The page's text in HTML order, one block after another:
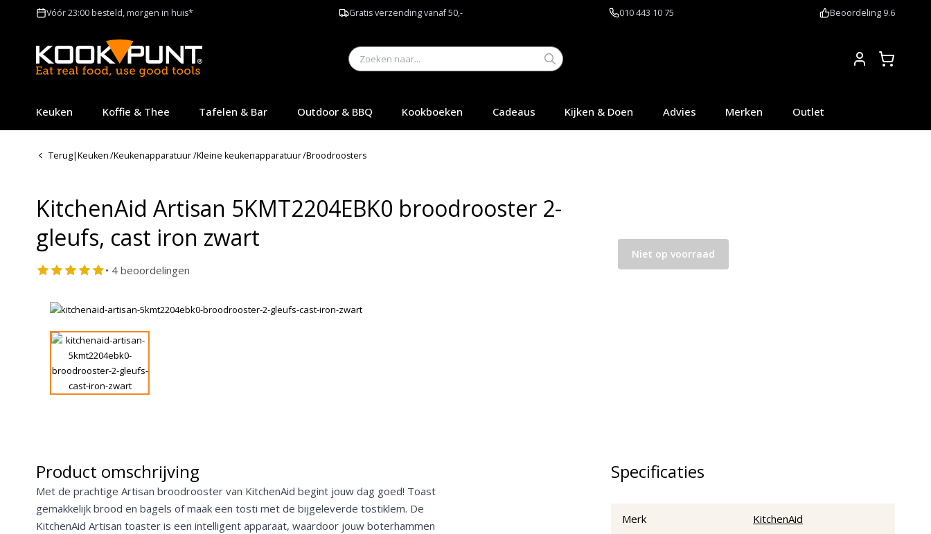
Vóór 23:00 besteld, morgen in huis* Gratis verzending vanaf 50,- 010 443 10 75 Beoordeling 9.6
Keuken Koffie & Thee Tafelen & Bar Outdoor & BBQ Kookboeken Cadeaus Kijken & Doen Advies Merken Outlet
Terug|Keuken/Keukenapparatuur/Kleine keukenapparatuur/Broodroosters
KitchenAid Artisan 5KMT2204EBK0 broodrooster 2-
gleufs, cast iron zwart
• 4 beoordelingen
Niet op voorraad
Product omschrijving
Met de prachtige Artisan broodrooster van KitchenAid begint jouw dag goed! Toast
gemakkelijk brood en bagels of maak een tosti met de bijgeleverde tostiklem. De
KitchenAid Artisan toaster is een intelligent apparaat, waardoor jouw boterhammen
Specificaties
Merk KitchenAid